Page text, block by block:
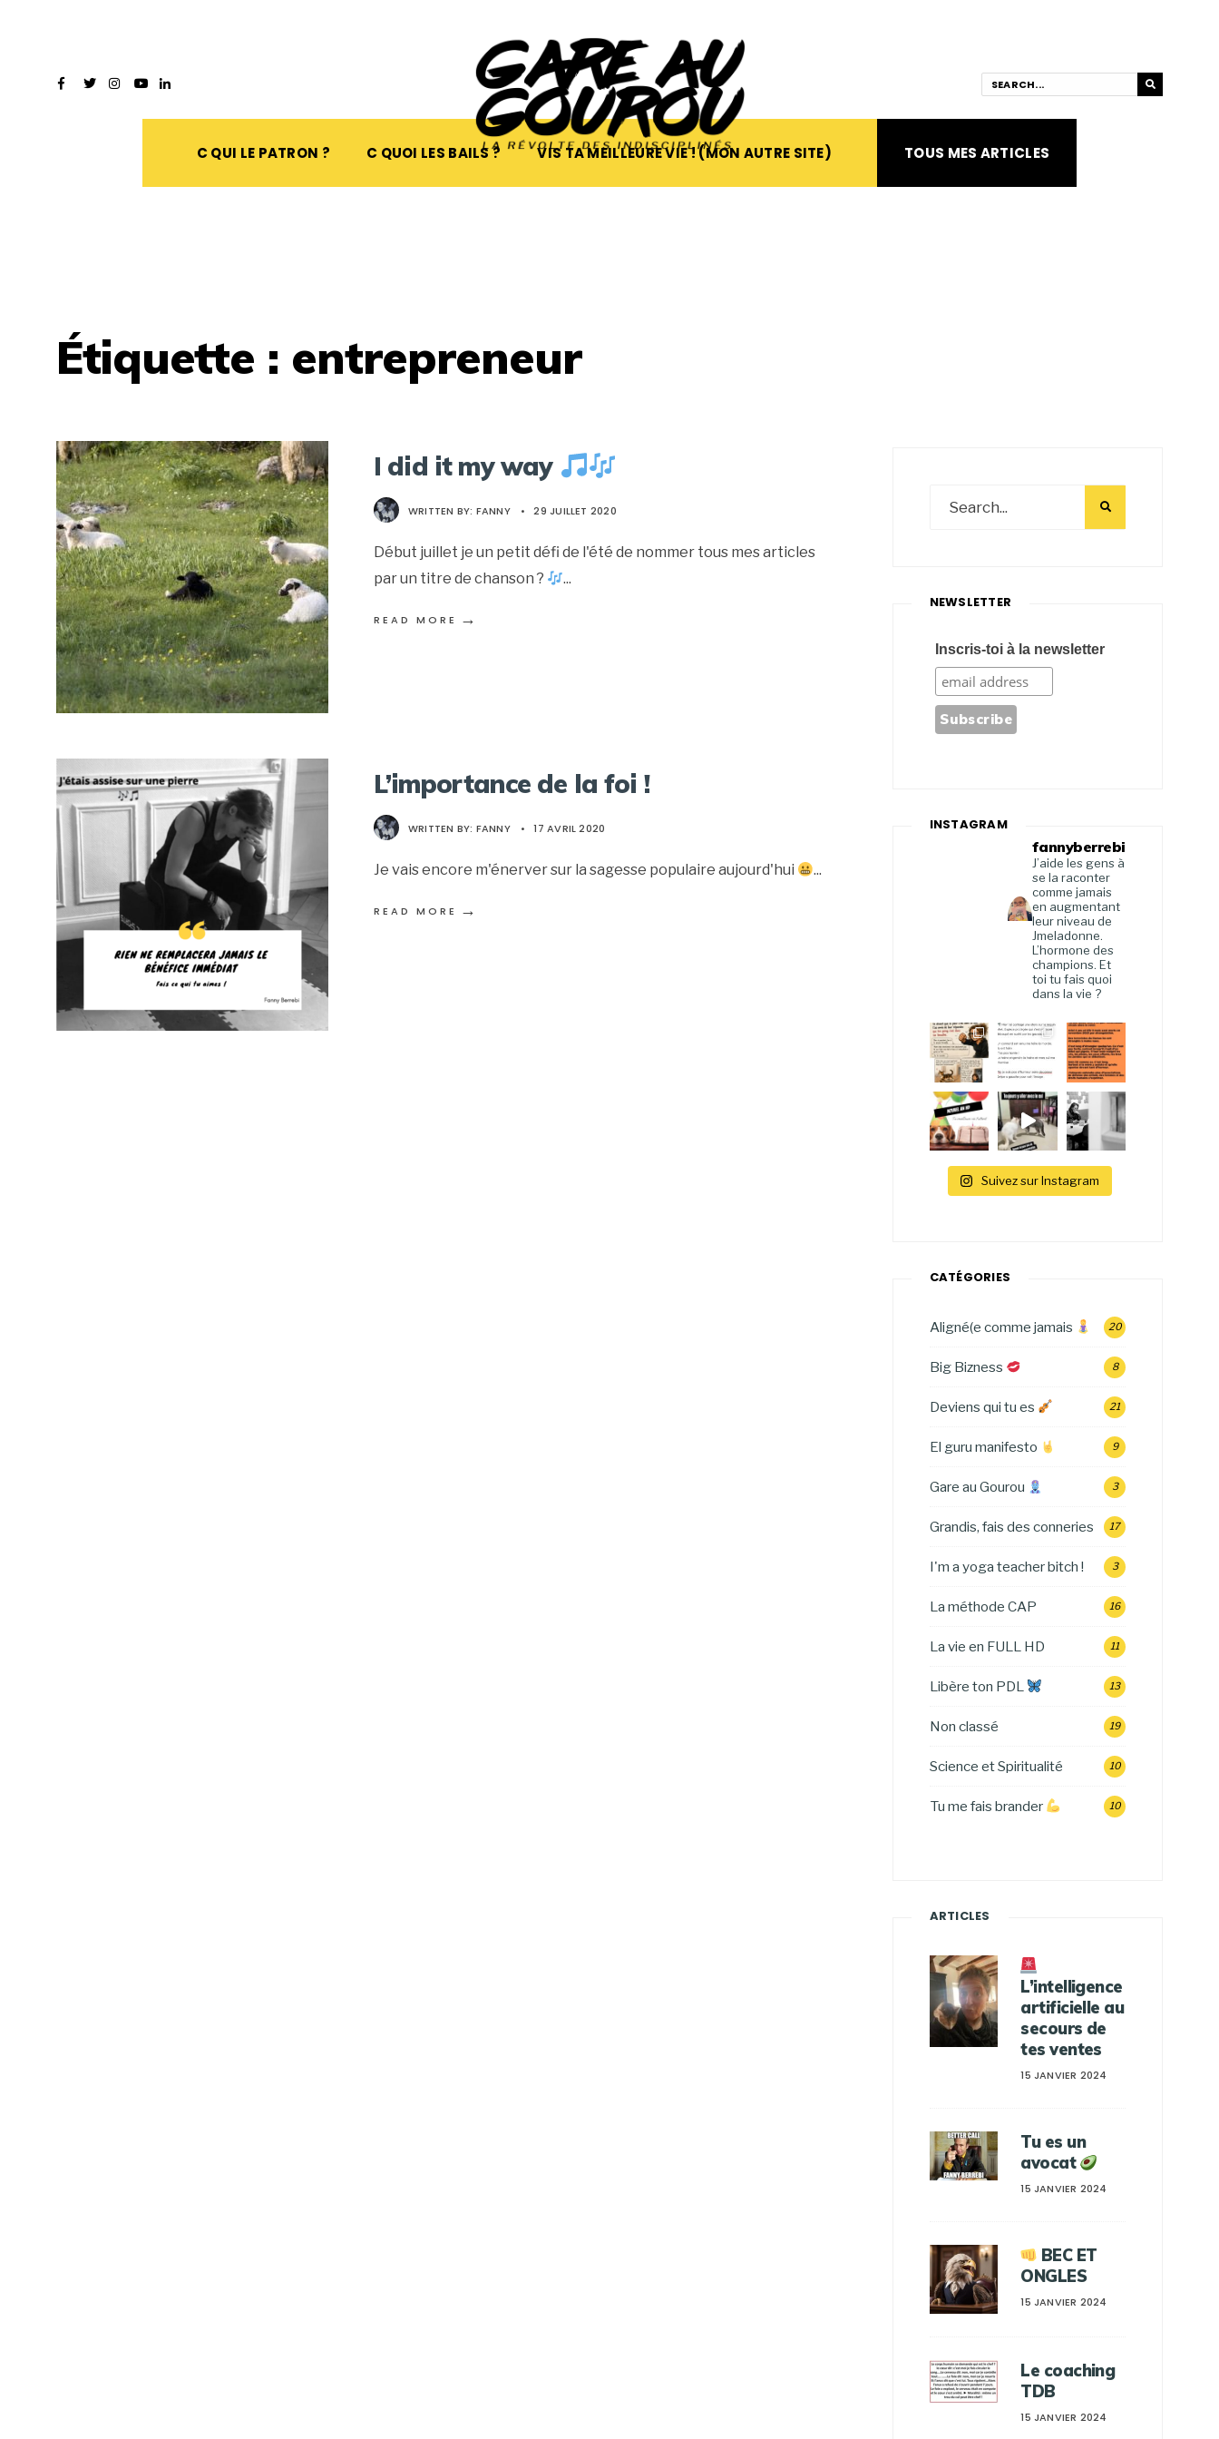
C QUI LE PATRON ? C QUOI LES BAILS ? VIS TA MEILLEURE VIE ! (MON AUTRE SITE) TOUS MES ARTICLES
Étiquette : entrepreneur
I did it my way
WRITTEN BY: FANNY • 29 JUILLET 2020
Début juillet je un petit défi de l'été de nommer tous mes articles
par un titre de chanson ?
...
READ MORE →
L’importance de la foi !
WRITTEN BY: FANNY • 17 AVRIL 2020
Je vais encore m'énerver sur la sagesse populaire aujourd'hui ...
READ MORE →
NEWSLETTER
Inscris-toi à la newsletter
INSTAGRAM
fannyberrebi
J’aide les gens à
se la raconter
comme jamais
en augmentant
leur niveau de
Jmeladonne.
L’hormone des
champions. Et
toi tu fais quoi
dans la vie ?
Suivez sur Instagram
CATÉGORIES
Aligné(e comme jamais 20
Big Bizness 8
Deviens qui tu es 21
El guru manifesto 9
Gare au Gourou 3
Grandis, fais des conneries 17
I'm a yoga teacher bitch ! 3
La méthode CAP 16
La vie en FULL HD 11
Libère ton PDL 13
Non classé 19
Science et Spiritualité 10
Tu me fais brander 10
ARTICLES
L’intelligence
artificielle au
secours de
tes ventes
15 JANVIER 2024
Tu es un
avocat
15 JANVIER 2024
BEC ET
ONGLES
15 JANVIER 2024
Le coaching
TDB
15 JANVIER 2024